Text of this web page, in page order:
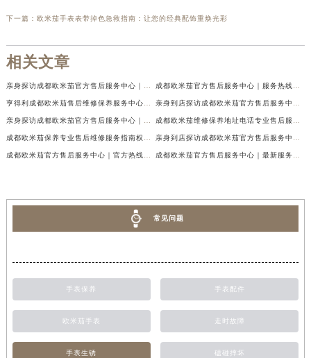
下一篇： 欧米茄手表表带掉色急救指南：让您的经典配饰重焕光彩
相关文章
常见问题
手表保养 手表配件
欧米茄手表 走时故障
手表生锈 磕碰摔坏